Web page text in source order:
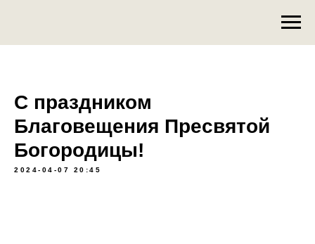
С праздником
Благовещения Пресвятой
Богородицы!
2024-04-07 20:45